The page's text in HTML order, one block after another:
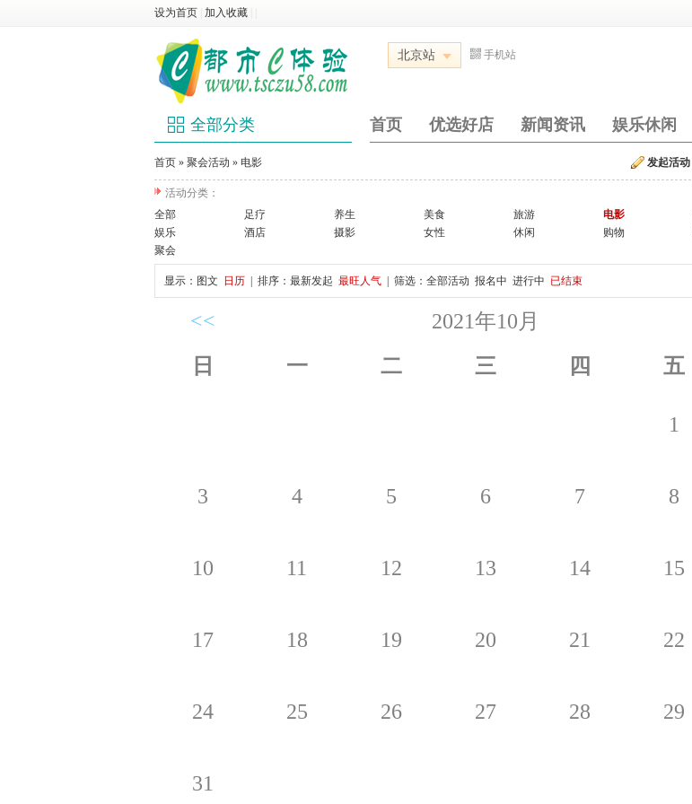
设为首页 加入收藏
北京站 手机站
全部分类 首页 优选好店 新闻资讯 娱乐休闲
发起活动
首页 » 聚会活动 » 电影
活动分类：
全部
足疗 养生 美食 旅游 电影
娱乐
酒店 摄影 女性 休闲 购物
聚会
显示： 图文 日历 | 排序： 最新发起 最旺人气 | 筛选： 全部活动 报名中 进行中 已结束
<< 2021年10月
日
一 二 三 四 五
1
3 4 5 6 7 8
10 11 12 13 14 15
17 18 19 20 21 22
24 25 26 27 28 29
31